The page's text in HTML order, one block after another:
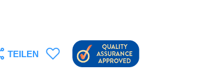
TEILENklicken Sie auf das